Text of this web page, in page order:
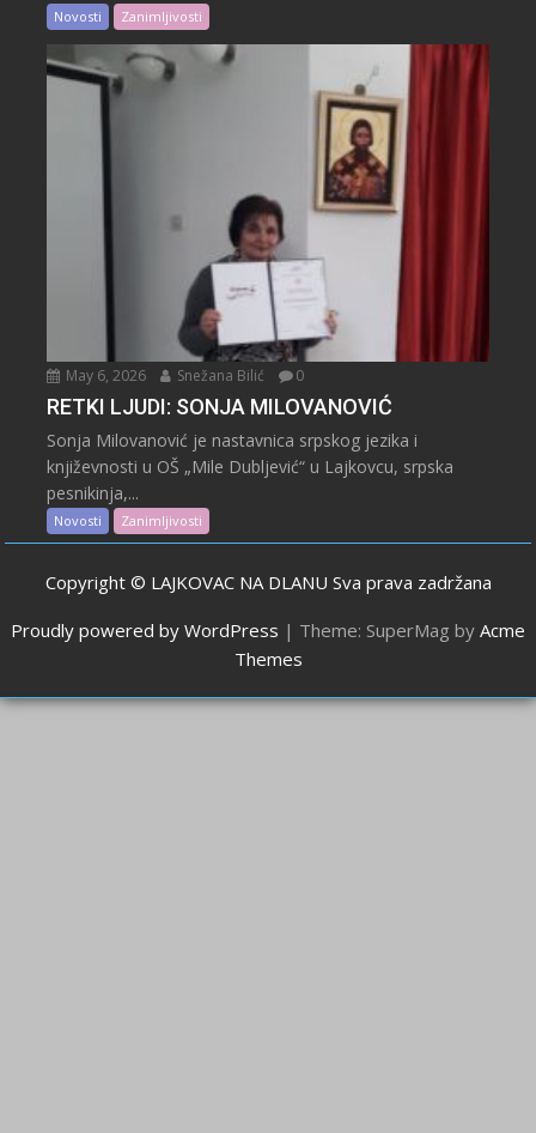
Novosti Zanimljivosti
May 6, 2026 Snežana Bilić 0
RETKI LJUDI: SONJA MILOVANOVIĆ
Sonja Milovanović je nastavnica srpskog jezika i
književnosti u OŠ „Mile Dubljević“ u Lajkovcu, srpska
pesnikinja,...
Novosti Zanimljivosti
Copyright © LAJKOVAC NA DLANU Sva prava zadržana
Proudly powered by WordPress | Theme: SuperMag by Acme
Themes